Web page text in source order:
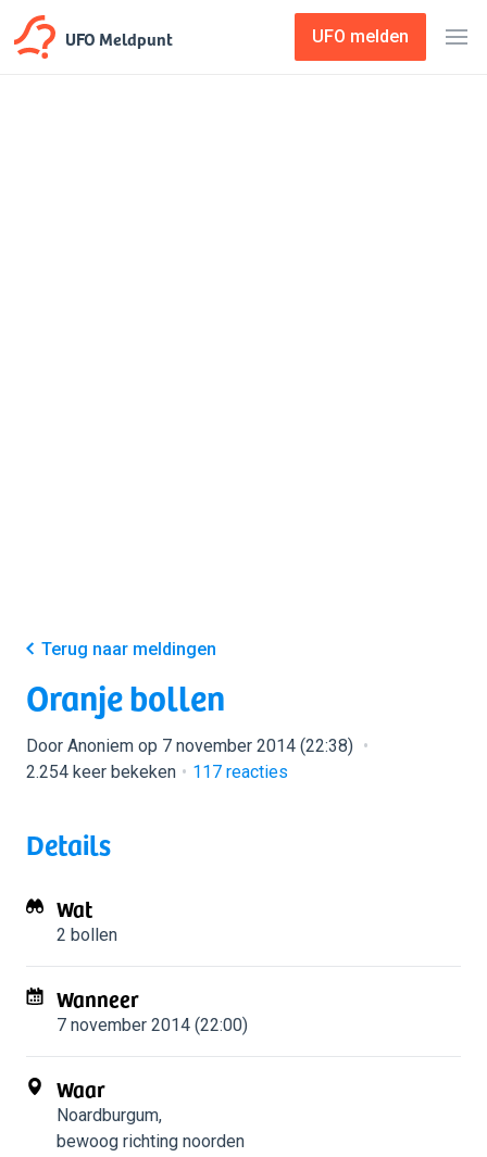
UFO Meldpunt UFO melden
Terug naar meldingen
Oranje bollen
Door Anoniem op 7 november 2014 (22:38)
2.254 keer bekeken
117 reacties
Details
Wat
2 bollen
Wanneer
7 november 2014 (22:00)
Waar
Noardburgum,
bewoog richting noorden